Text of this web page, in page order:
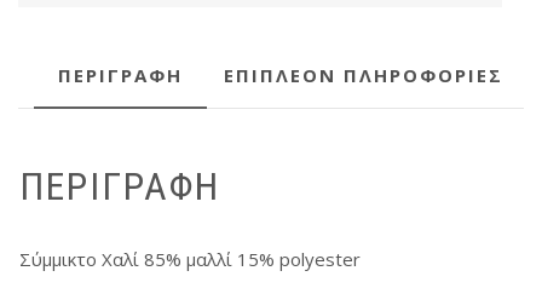
ΠΕΡΙΓΡΑΦΉ ΕΠΙΠΛΈΟΝ ΠΛΗΡΟΦΟΡΊΕΣ
ΠΕΡΙΓΡΑΦΉ
Σύμμικτο Χαλί 85% μαλλί 15% polyester